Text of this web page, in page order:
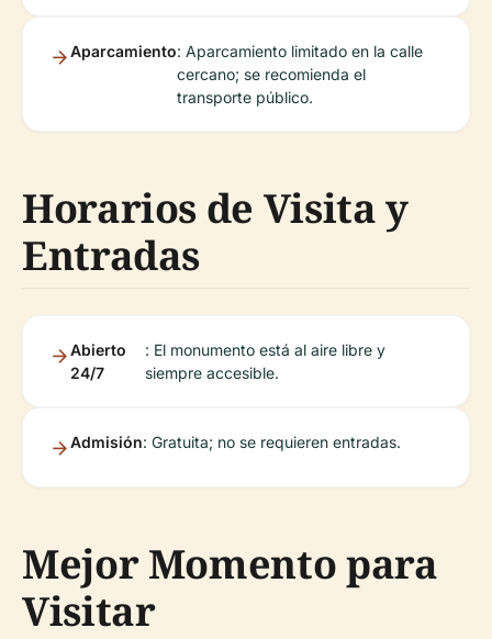
Aparcamiento: Aparcamiento limitado en la calle
cercano; se recomienda el
transporte público.
Horarios de Visita y
Entradas
Abierto
24/7
: El monumento está al aire libre y
siempre accesible.
Admisión: Gratuita; no se requieren entradas.
Mejor Momento para
Visitar